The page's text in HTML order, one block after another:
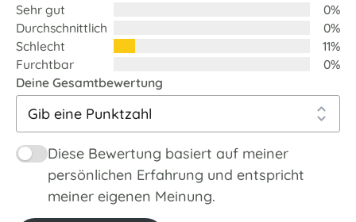
Sehr gut
0%
Durchschnittlich
0%
Schlecht
11%
Furchtbar
0%
Deine Gesamtbewertung
Diese Bewertung basiert auf meiner
persönlichen Erfahrung und entspricht
meiner eigenen Meinung.